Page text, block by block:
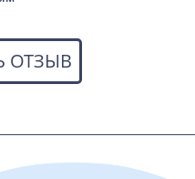
ОТЗЫВ